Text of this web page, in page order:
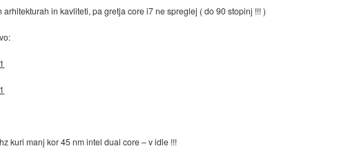
in kavliteti, pa gretja core i7 ne spreglej ( do 90 stopinj !!! )
kuri manj kor 45 nm intel dual core – v idle !!!